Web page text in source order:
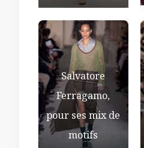
Salvatore
Ferragamo,
pour ses mix de
motifs